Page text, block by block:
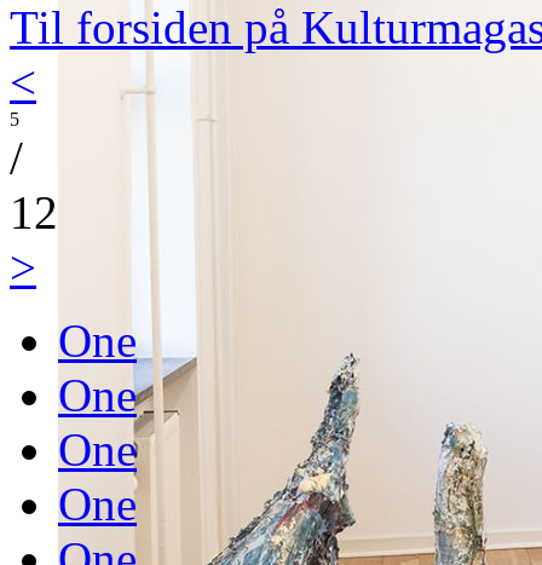
Til forsiden på
<
5
/
12
>
One
One
One
One